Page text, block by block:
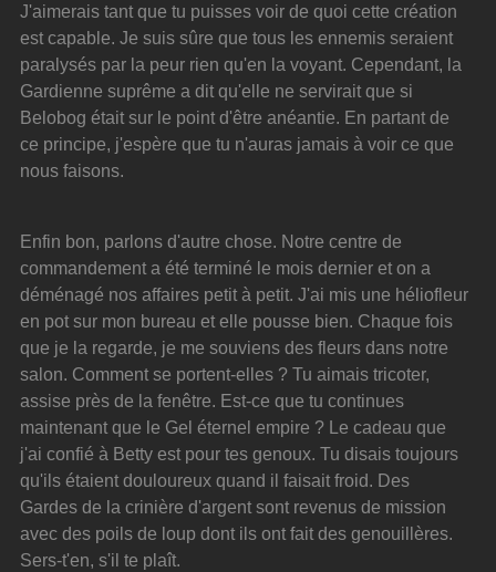
J'aimerais tant que tu puisses voir de quoi cette création
est capable. Je suis sûre que tous les ennemis seraient
paralysés par la peur rien qu'en la voyant. Cependant, la
Gardienne suprême a dit qu'elle ne servirait que si
Belobog était sur le point d'être anéantie. En partant de
ce principe, j'espère que tu n'auras jamais à voir ce que
nous faisons.
Enfin bon, parlons d'autre chose. Notre centre de
commandement a été terminé le mois dernier et on a
déménagé nos affaires petit à petit. J'ai mis une héliofleur
en pot sur mon bureau et elle pousse bien. Chaque fois
que je la regarde, je me souviens des fleurs dans notre
salon. Comment se portent-elles ? Tu aimais tricoter,
assise près de la fenêtre. Est-ce que tu continues
maintenant que le Gel éternel empire ? Le cadeau que
j'ai confié à Betty est pour tes genoux. Tu disais toujours
qu'ils étaient douloureux quand il faisait froid. Des
Gardes de la crinière d'argent sont revenus de mission
avec des poils de loup dont ils ont fait des genouillères.
Sers-t'en, s'il te plaît.